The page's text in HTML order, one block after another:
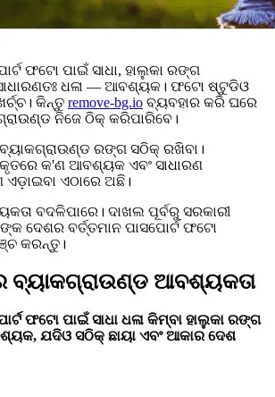
ଫଟୋ ପାଇଁ ସାଧା, ହାଲୁକା ରଙ୍ଗ
ଧଳା — ଆବଶ୍ୟକ। ଫଟୋ ଷ୍ଟୁଡିଓ
କିନ୍ତୁ remove-bg.io ବ୍ୟବହାର କରି ଘରେ
ନିଜେ ଠିକ୍ କରିପାରିବେ।
ରଙ୍ଗ ସଠିକ୍ ରଖିବା।
କ'ଣ ଆବଶ୍ୟକ ଏବଂ ସାଧାରଣ
ଏଠାରେ ଅଛି।
ବଦଳିପାରେ। ଦାଖଲ ପୂର୍ବରୁ ସରକାରୀ
ଦେଶର ବର୍ତ୍ତମାନ ପାସପୋର୍ଟ ଫଟୋ
କରନ୍ତୁ।
ବ୍ୟାକଗ୍ରାଉଣ୍ଡ ଆବଶ୍ୟକତା
ଫଟୋ ପାଇଁ ସାଧା ଧଳା କିମ୍ବା ହାଲୁକା ରଙ୍ଗ
ଯଦିଓ ସଠିକ୍ ଛାୟା ଏବଂ ଆକାର ଦେଶ